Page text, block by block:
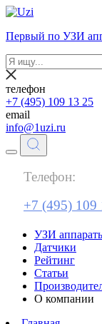
Первый по УЗИ
телефон
+7 (495) 109 13 25
email
info@1uzi.ru
Телефон:
+7 (495) 109
УЗИ
Датчики
Рейтинг
Статьи
О компании